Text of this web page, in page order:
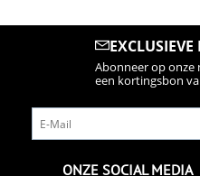
Abonneer op onze
een kortingsbon
ONZE SOCIAL MEDIA